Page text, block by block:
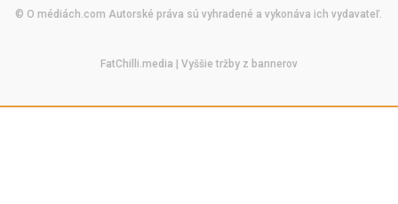
© O médiách.com Autorské práva sú vyhradené a vykonáva ich vydavateľ.
FatChilli.media | Vyššie tržby z bannerov